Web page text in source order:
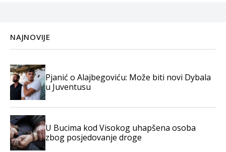
NAJNOVIJE
Pjanić o Alajbegoviću: Može biti novi Dybala
u Juventusu
U Bucima kod Visokog uhapšena osoba
zbog posjedovanje droge